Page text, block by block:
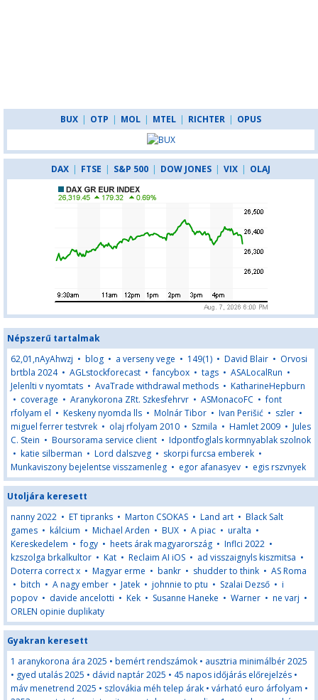
BUX | OTP | MOL | MTEL | RICHTER | OPUS
DAX | FTSE | S&P 500 | DOW JONES | VIX | OLAJ
Népszerű tartalmak
62,01,nAyAhwzj • blog • a verseny vege • 149(1) • David Blair • Orvosi
brtbla 2024• AGLstockforecast •fancybox • tags • ASALocalRun •
Jelenlti v nyomtats • AvaTrade withdrawal methods • KatharineHepburn
• coverage • Aranykorona ZRt. Szkesfehrvr • ASMonacoFC •font
rfolyam el • Keskeny nyomda lls • Molnár Tibor • Ivan Perišić • szler •
miguel ferrer testvrek • olaj rfolyam 2010 • Szmila • Hamlet 2009 • Jules
C. Stein • Boursorama service client • Idpontfoglals kormnyablak szolnok
• katie silberman • Lord dalszveg • skorpi furcsa emberek •
Munkaviszony bejelentse visszamenleg • egor afanasyev • egis rszvnyek
Utoljára keresett
nanny 2022 • ET tipranks • Marton CSOKAS • Land art • Black Salt
games • kálcium • Michael Arden • BUX • A piac • uralta •
Kereskedelem •fogy • heets árak magyarország • Inflci 2022 •
kzszolga brkalkultor • Kat • Reclaim AI iOS • ad visszaignyls kiszmitsa •
Doterra correct x • Magyar erme • bankr • shudder to think • AS Roma
• bitch • A nagy ember • Jatek • johnnie to ptu • Szalai Dezső • i
popov • davide ancelotti • Kek • Susanne Haneke • Warner • ne varj •
ORLEN opinie duplikaty
Gyakran keresett
1 aranykorona ára 2025 • bemért rendszámok • ausztria minimálbér 2025
• gyed utalás 2025 • dávid naptár 2025 • 45 napos időjárás előrejelzés •
máv menetrend 2025 • szlovákia méh telep árak • várható euro árfolyam •